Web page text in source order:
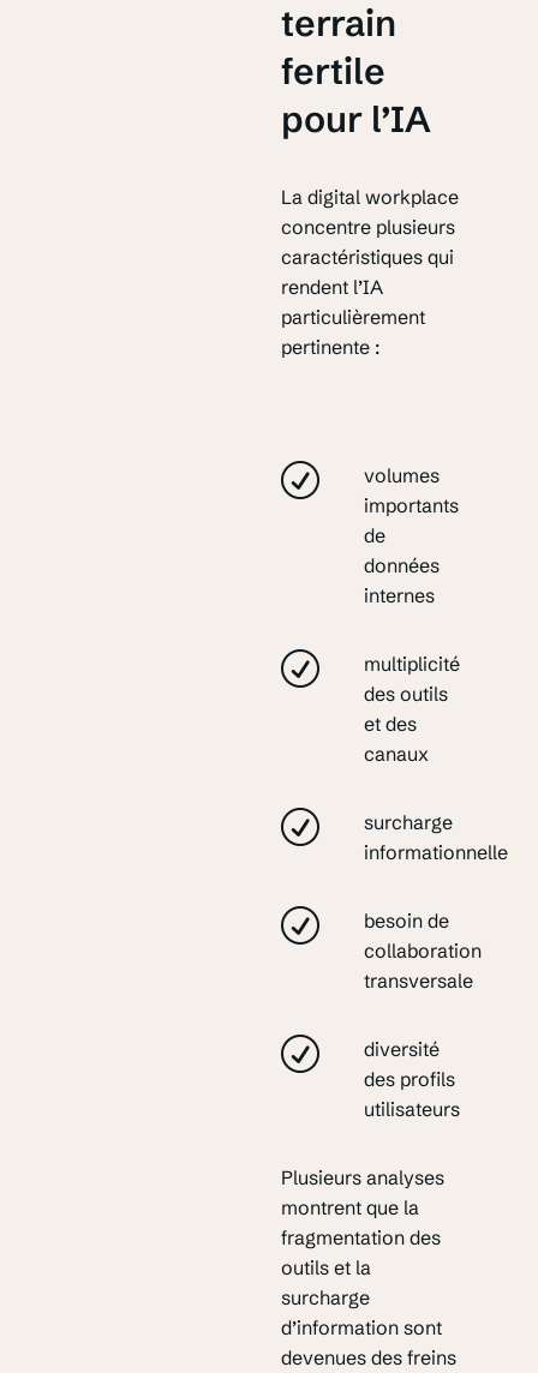
terrain
fertile
pour l’IA
La digital workplace
concentre plusieurs
caractéristiques qui
rendent l’IA
particulièrement
pertinente :
volumes
importants
de
données
internes
multiplicité
des outils
et des
canaux
surcharge
informationnelle
besoin de
collaboration
transversale
diversité
des profils
utilisateurs
Plusieurs analyses
montrent que la
fragmentation des
outils et la
surcharge
d’information sont
devenues des freins